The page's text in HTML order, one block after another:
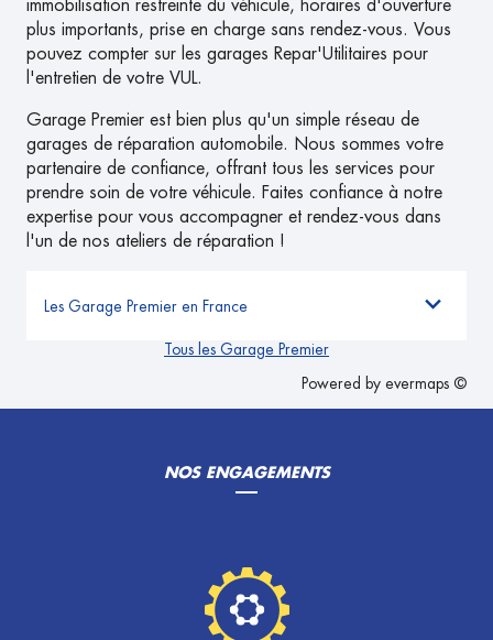
immobilisation restreinte du véhicule, horaires d'ouverture
plus importants, prise en charge sans rendez-vous. Vous
pouvez compter sur les garages Repar'Utilitaires pour
l'entretien de votre VUL.
Garage Premier est bien plus qu'un simple réseau de
garages de réparation automobile. Nous sommes votre
partenaire de confiance, offrant tous les services pour
prendre soin de votre véhicule. Faites confiance à notre
expertise pour vous accompagner et rendez-vous dans
l'un de nos ateliers de réparation !
Les Garage Premier en France
Tous les Garage Premier
Powered by evermaps ©
NOS ENGAGEMENTS